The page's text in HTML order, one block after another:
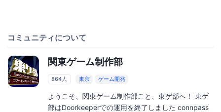
コミュニティについて
関東ゲーム制作部
864人 東京 ゲーム開発
ようこそ、関東ゲーム制作部こと、東ゲ部へ！ 東ゲ
部はDoorkeeperでの運用を終了しました connpass